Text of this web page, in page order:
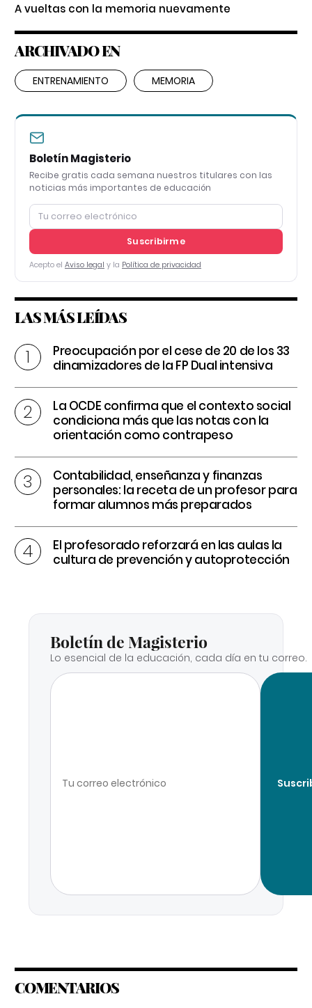
A vueltas con la memoria nuevamente
ARCHIVADO EN
ENTRENAMIENTO MEMORIA
Boletín Magisterio
Recibe gratis cada semana nuestros titulares con las
noticias más importantes de educación
Suscribirme
Acepto el Aviso legal y la Política de privacidad
LAS MÁS LEÍDAS
Preocupación por el cese de 20 de los 33
dinamizadores de la FP Dual intensiva
La OCDE confirma que el contexto social
condiciona más que las notas con la
orientación como contrapeso
Contabilidad, enseñanza y finanzas
personales: la receta de un profesor para
formar alumnos más preparados
El profesorado reforzará en las aulas la
cultura de prevención y autoprotección
Boletín de Magisterio
Lo esencial de la educación, cada día en tu correo.
COMENTARIOS